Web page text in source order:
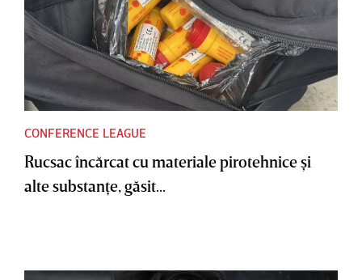
CONFERENCE LEAGUE
Rucsac încărcat cu materiale pirotehnice şi
alte substanţe, găsit...